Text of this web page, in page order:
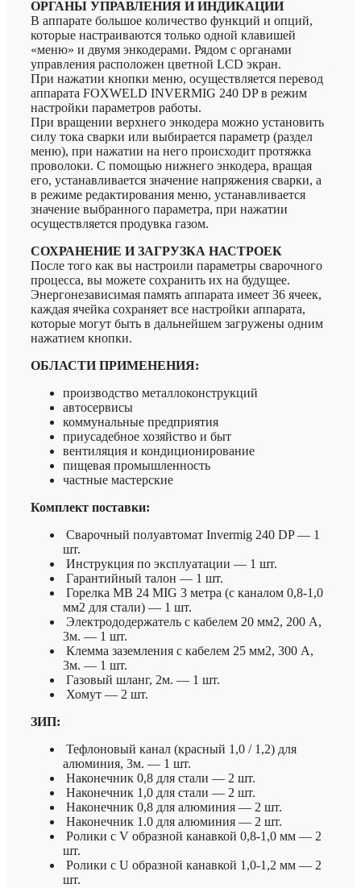
ОРГАНЫ УПРАВЛЕНИЯ И ИНДИКАЦИИ
В аппарате большое количество функций и опций,
которые настраиваются только одной клавишей
«меню» и двумя энкодерами. Рядом с органами
управления расположен цветной LCD экран.
При нажатии кнопки меню, осуществляется перевод
аппарата FOXWELD INVERMIG 240 DP в режим
настройки параметров работы.
При вращении верхнего энкодера можно установить
силу тока сварки или выбирается параметр (раздел
меню), при нажатии на него происходит протяжка
проволоки. С помощью нижнего энкодера, вращая
его, устанавливается значение напряжения сварки, а
в режиме редактирования меню, устанавливается
значение выбранного параметра, при нажатии
осуществляется продувка газом.
СОХРАНЕНИЕ И ЗАГРУЗКА НАСТРОЕК
После того как вы настроили параметры сварочного
процесса, вы можете сохранить их на будущее.
Энергонезависимая память аппарата имеет 36 ячеек,
каждая ячейка сохраняет все настройки аппарата,
которые могут быть в дальнейшем загружены одним
нажатием кнопки.
ОБЛАСТИ ПРИМЕНЕНИЯ:
производство металлоконструкций
автосервисы
коммунальные предприятия
приусадебное хозяйство и быт
вентиляция и кондиционирование
пищевая промышленность
частные мастерские
Комплект поставки:
Сварочный полуавтомат Invermig 240 DP — 1
шт.
Инструкция по эксплуатации — 1 шт.
Гарантийный талон — 1 шт.
Горелка MB 24 MIG 3 метра (с каналом 0,8-1,0
мм2 для стали) — 1 шт.
Электрододержатель с кабелем 20 мм2, 200 А,
3м. — 1 шт.
Клемма заземления с кабелем 25 мм2, 300 A,
3м. — 1 шт.
Газовый шланг, 2м. — 1 шт.
Хомут — 2 шт.
ЗИП:
Тефлоновый канал (красный 1,0 / 1,2) для
алюминия, 3м. — 1 шт.
Наконечник 0,8 для стали — 2 шт.
Наконечник 1,0 для стали — 2 шт.
Наконечник 0,8 для алюминия — 2 шт.
Наконечник 1.0 для алюминия — 2 шт.
Ролики с V образной канавкой 0,8-1,0 мм — 2
шт.
Ролики с U образной канавкой 1,0-1,2 мм — 2
шт.